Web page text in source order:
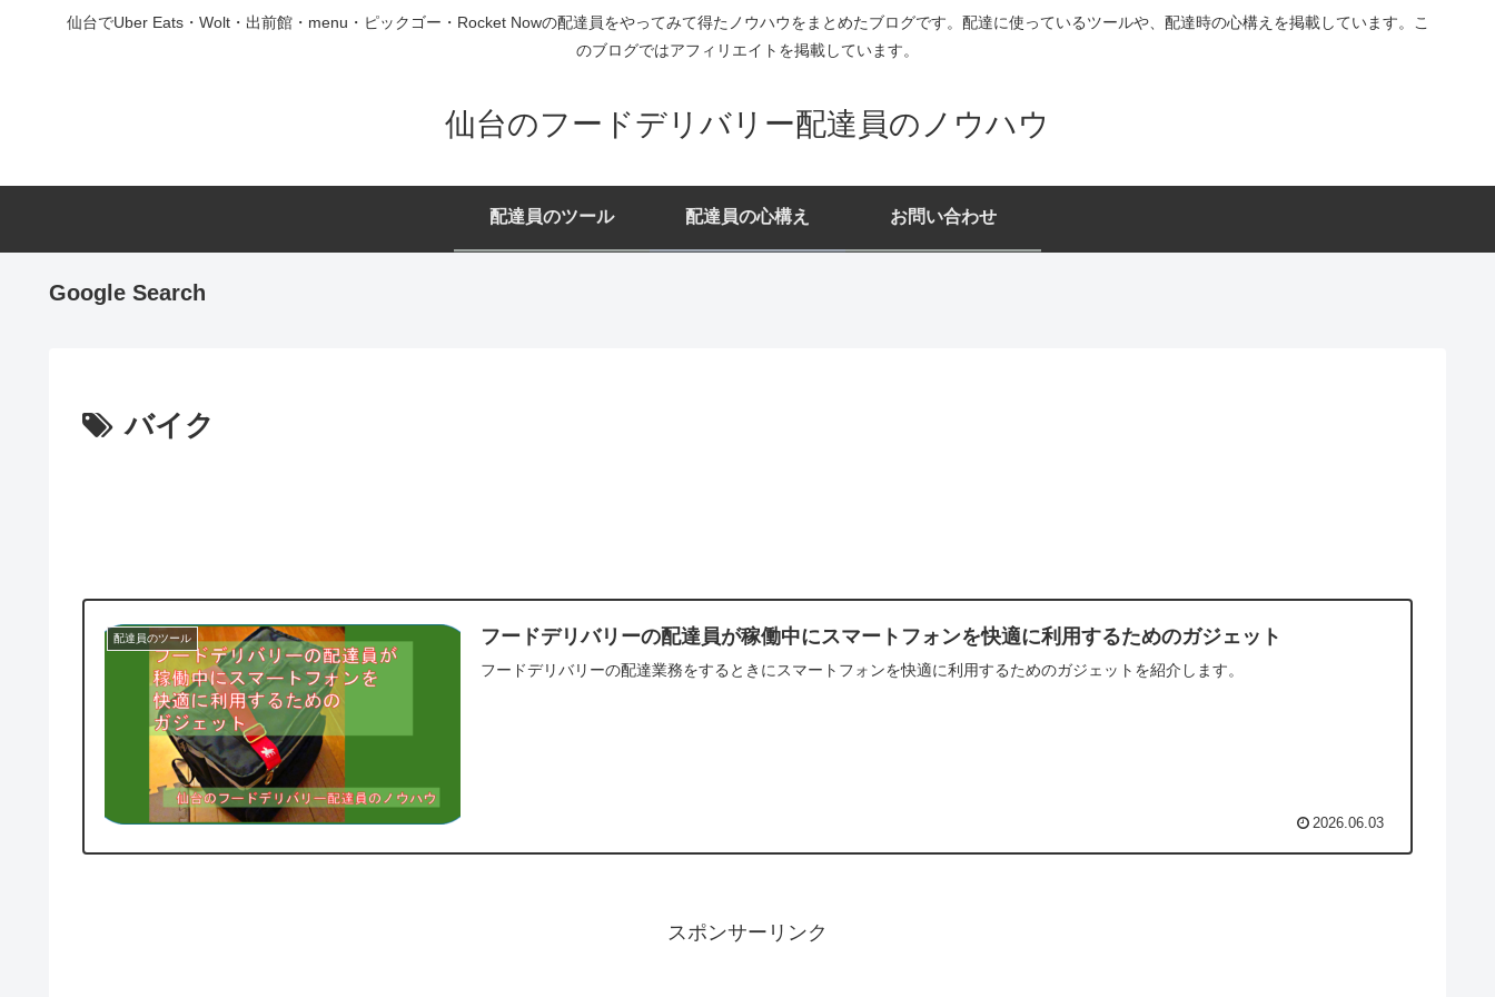
仙台でUber Eats・Wolt・出前館・menu・ピックゴー・Rocket Nowの配達員をやってみて得たノウハウをまとめたブログです。配達に使っているツールや、配達時の心構えを掲載しています。こ
のブログではアフィリエイトを掲載しています。
仙台のフードデリバリー配達員のノウハウ
配達員のツール 配達員の心構え お問い合わせ
Google Search
バイク
配達員のツール フードデリバリーの配達員が稼働中にスマートフォンを快適に利用するためのガジェット
フードデリバリーの配達業務をするときにスマートフォンを快適に利用するためのガジェットを紹介します。
2026.06.03
スポンサーリンク